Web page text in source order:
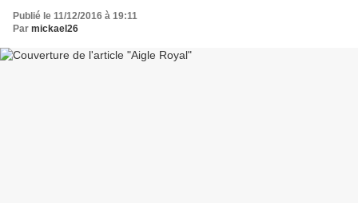
Publié le 11/12/2016 à 19:11
Par mickael26